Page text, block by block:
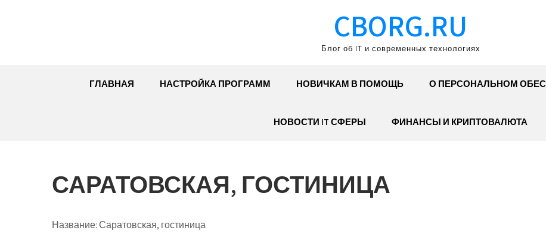
CBORG.RU
Блог об IT и современных технологиях
ГЛАВНАЯ НАСТРОЙКА ПРОГРАММ НОВИЧКАМ В ПОМОЩЬ О ПЕРСОНАЛЬНОМ
НОВОСТИ IT СФЕРЫ ФИНАНСЫ И КРИПТОВАЛЮТА
САРАТОВСКАЯ, ГОСТИНИЦА
Название:Саратовская, гостиница